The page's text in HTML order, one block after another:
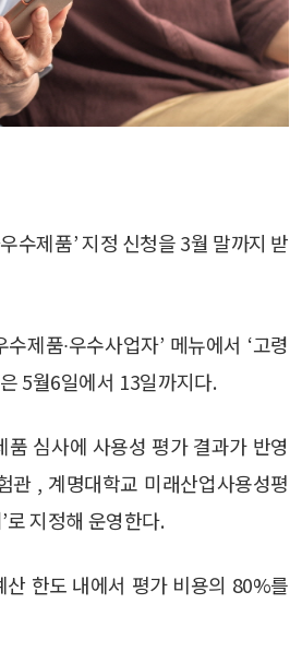
수제품’ 지정 신청을 3월 말까지 받
제품∙우수사업자’ 메뉴에서 ‘고령
5월6일에서 13일까지다.
심사에 사용성 평가 결과가 반영
관 , 계명대학교 미래산업사용성평
로 지정해 운영한다.
한도 내에서 평가 비용의 80%를